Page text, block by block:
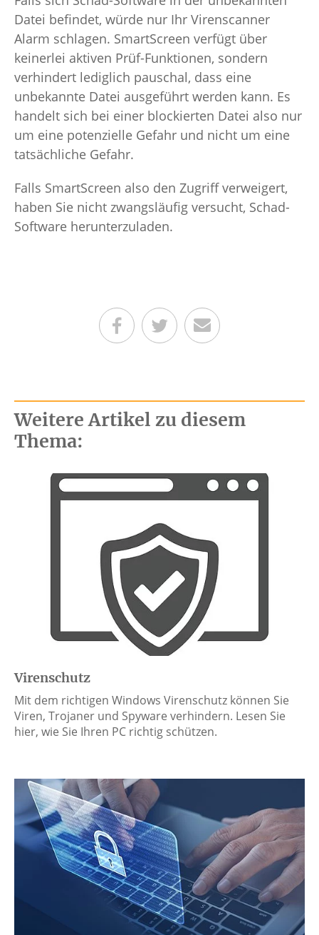
Datei befindet, würde nur Ihr Virenscanner
Alarm schlagen. SmartScreen verfügt über
keinerlei aktiven Prüf-Funktionen, sondern
verhindert lediglich pauschal, dass eine
unbekannte Datei ausgeführt werden kann. Es
handelt sich bei einer blockierten Datei also nur
um eine potenzielle Gefahr und nicht um eine
tatsächliche Gefahr.
Falls SmartScreen also den Zugriff verweigert,
haben Sie nicht zwangsläufig versucht, Schad-
Software herunterzuladen.
Teilen auf Facebook
Teilen auf Twitter
Per E-Mail senden
Weitere Artikel zu diesem
Thema:
Virenschutz
Mit dem richtigen Windows Virenschutz können Sie
Viren, Trojaner und Spyware verhindern. Lesen Sie
hier, wie Sie Ihren PC richtig schützen.